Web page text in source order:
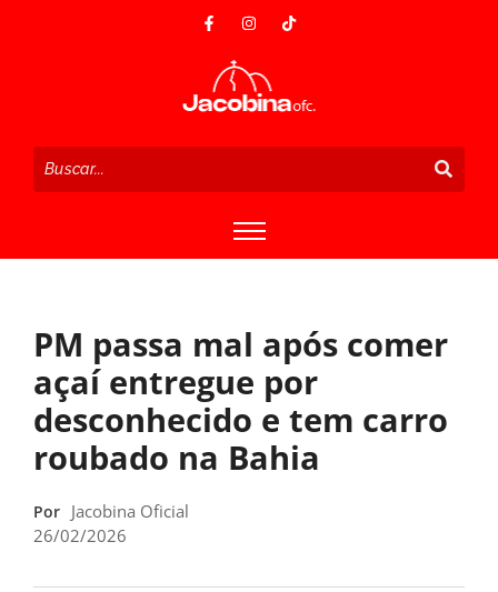
PM passa mal após comer
açaí entregue por
desconhecido e tem carro
roubado na Bahia
Por Jacobina Oficial
26/02/2026